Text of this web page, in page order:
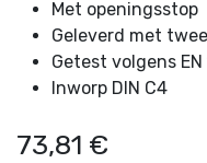
Met openingsstop
Geleverd met
Getest volgens EN
Inworp DIN C4
73,81 €